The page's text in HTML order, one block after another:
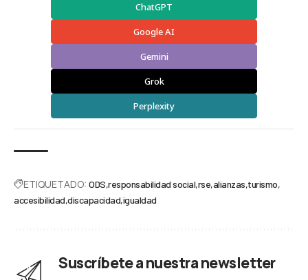
ChatGPT
Google AI
Gemini
Grok
Perplexity
ETIQUETADO: ODS responsabilidad social rse alianzas turismo
accesibilidad discapacidad igualdad
Suscríbete a nuestra newsletter